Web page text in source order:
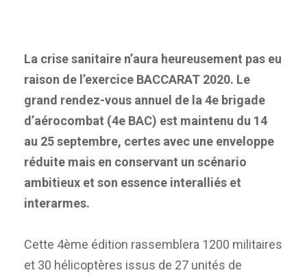
La crise sanitaire n’aura heureusement pas eu
raison de l’exercice BACCARAT 2020. Le
grand rendez-vous annuel de la 4e brigade
d’aérocombat (4e BAC) est maintenu du 14
au 25 septembre, certes avec une enveloppe
réduite mais en conservant un scénario
ambitieux et son essence interalliés et
interarmes.
Cette 4ème édition rassemblera 1200 militaires
et 30 hélicoptères issus de 27 unités de